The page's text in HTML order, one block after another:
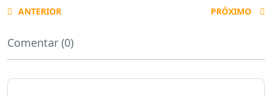
ANTERIOR PRÓXIMO
Comentar (0)